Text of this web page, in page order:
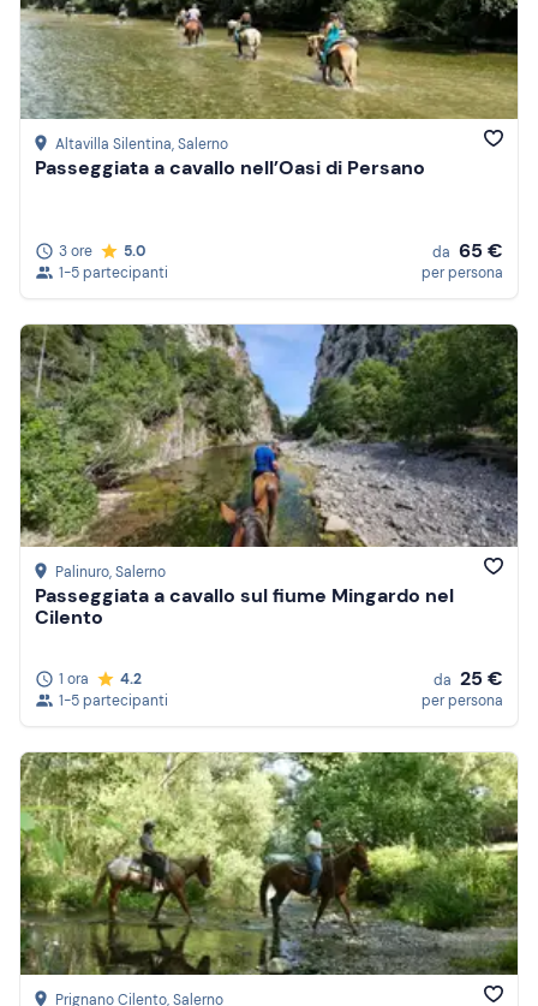
Altavilla Silentina, Salerno
Passeggiata a cavallo nell’Oasi di Persano
3 ore
5.0
1-5 partecipanti
da 65 €
per persona
Palinuro, Salerno
Passeggiata a cavallo sul fiume Mingardo nel
Cilento
1 ora
4.2
1-5 partecipanti
da 25 €
per persona
Prignano Cilento, Salerno